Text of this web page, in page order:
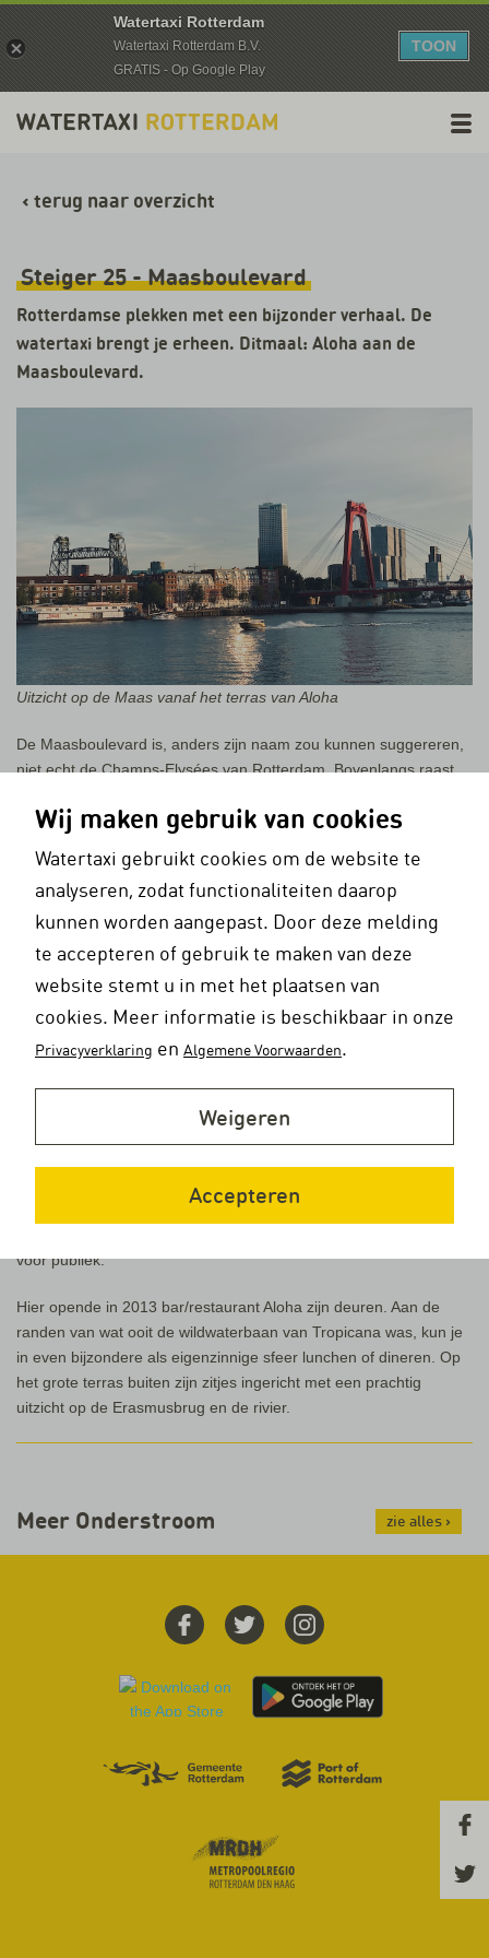
‹ terug naar overzicht
Steiger 25 - Maasboulevard
Rotterdamse plekken met een bijzonder verhaal. De
watertaxi brengt je erheen. Ditmaal: Aloha aan de
Maasboulevard.
Uitzicht op de Maas vanaf het terras van Aloha
De Maasboulevard is, anders zijn naam zou kunnen suggereren,
niet echt de Champs-Elysées van Rotterdam. Bovenlangs raast
wandelkade eronder ligt weliswaar pal aan de Maas, maar moet
voorzieningen stellen.
Blue City
Mooi op dit stukje van de noordelijke rivieroever is weer wel het
weidse panorama dat je hebt op de skyline van Zuid, Unilever, de
Hef en de hoogbouw op de Kop van Zuid. Vanaf steiger 25 is het
(richting centrum) bovendien maar een klein eindje lopen naar
Blue City, de broedplaats van innovatieve ondernemers in de
zwemparadijs Tropicana was. De glijbaanbuizen in en rond het
veelhoekige gebouw herinneren nog aan dat verleden. Het
voor publiek.
Hier opende in 2013 bar/restaurant Aloha zijn deuren. Aan de
randen van wat ooit de wildwaterbaan van Tropicana was, kun je
in even bijzondere als eigenzinnige sfeer lunchen of dineren. Op
het grote terras buiten zijn zitjes ingericht met een prachtig
uitzicht op de Erasmusbrug en de rivier.
Meer Onderstroom zie alles ›
Wij maken gebruik van cookies
Watertaxi gebruikt cookies om de website te
analyseren, zodat functionaliteiten daarop
kunnen worden aangepast. Door deze melding
te accepteren of gebruik te maken van deze
website stemt u in met het plaatsen van
cookies. Meer informatie is beschikbaar in onze
Privacyverklaring en Algemene Voorwaarden.
Weigeren
Accepteren
Watertaxi Rotterdam
Watertaxi Rotterdam B.V.
GRATIS - Op Google Play
TOON